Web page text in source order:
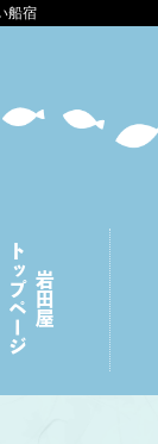
船宿
岩田屋
トップページ